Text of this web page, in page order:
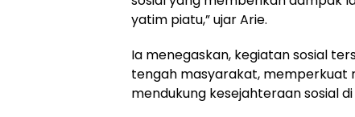
yatim piatu,” ujar Arie.
Ia menegaskan, kegiatan sosial
tengah masyarakat, memperkuat
mendukung kesejahteraan sosial